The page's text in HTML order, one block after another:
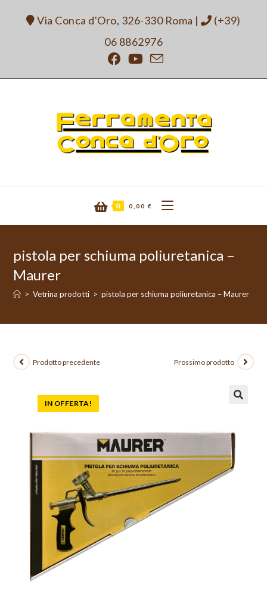
Via Conca d'Oro, 326-330 Roma |
(+39)
06 8862976
0 0,00 €
pistola per schiuma poliuretanica –
Maurer
> Vetrina prodotti > pistola per schiuma poliuretanica – Maurer
IN OFFERTA!
Prodotto precedente Prossimo prodotto